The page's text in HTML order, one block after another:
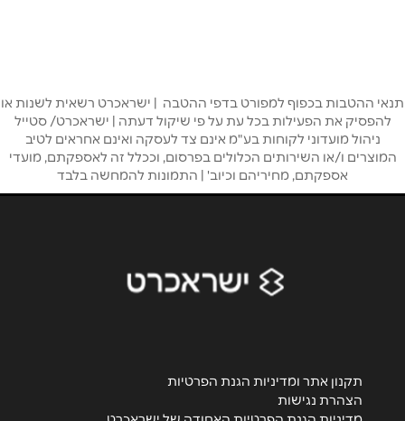
טלפון*
אימייל*
תנאי ההטבות בכפוף למפורט בדפי ההטבה | ישראכרט רשאית לשנות או
להפסיק את הפעילות בכל עת על פי שיקול דעתה | ישראכרט/ סטייל
ניהול מועדוני לקוחות בע"מ אינם צד לעסקה ואינם אחראים לטיב
המוצרים ו/או השירותים הכלולים בפרסום, וככלל זה לאספקתם, מועדי
אספקתם, מחיריהם וכיוב' | התמונות להמחשה בלבד
תקנון אתר ומדיניות הגנת הפרטיות
הצהרת נגישות